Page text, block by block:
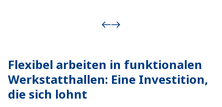
Flexibel arbeiten in funktionalen
Werkstatthallen: Eine Investition,
die sich lohnt